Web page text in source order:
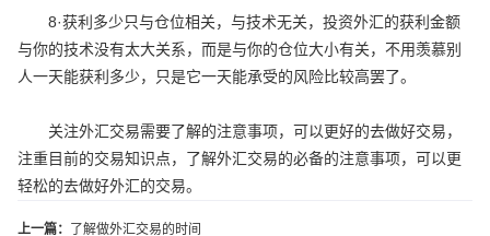
8·获利多少只与仓位相关，与技术无关，投资外汇的获利金额
与你的技术没有太大关系，而是与你的仓位大小有关，不用羡慕别
人一天能获利多少，只是它一天能承受的风险比较高罢了。
关注外汇交易需要了解的注意事项，可以更好的去做好交易，
注重目前的交易知识点，了解外汇交易的必备的注意事项，可以更
轻松的去做好外汇的交易。
上一篇： 了解做外汇交易的时间